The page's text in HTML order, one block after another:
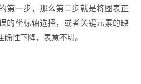
第一步，那么第二步就是将图表正
的坐标轴选择，或者关键元素的缺
性下降，表意不明。